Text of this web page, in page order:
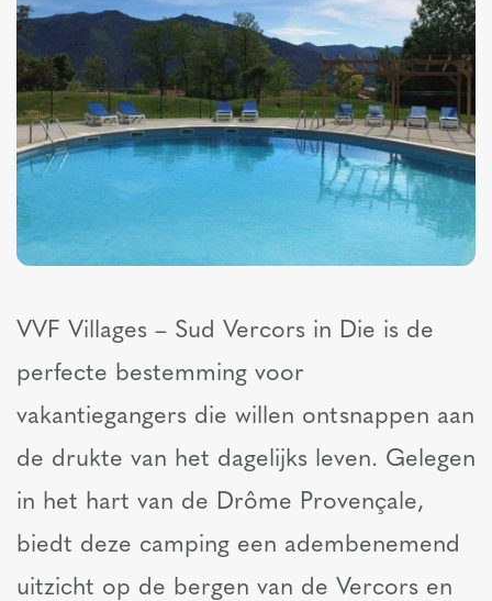
VVF Villages – Sud Vercors in Die is de
perfecte bestemming voor
vakantiegangers die willen ontsnappen aan
de drukte van het dagelijks leven. Gelegen
in het hart van de Drôme Provençale,
biedt deze camping een adembenemend
uitzicht op de bergen van de Vercors en